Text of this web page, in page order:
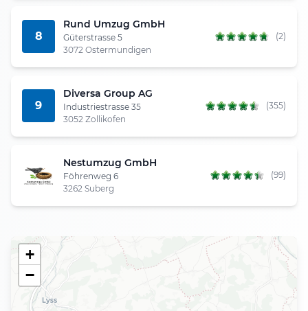
8
Rund Umzug GmbH
Güterstrasse 5
3072 Ostermundigen
(2)
9
Diversa Group AG
Industriestrasse 35
3052 Zollikofen
(355)
Nestumzug GmbH
Föhrenweg 6
3262 Suberg
(99)
+
−